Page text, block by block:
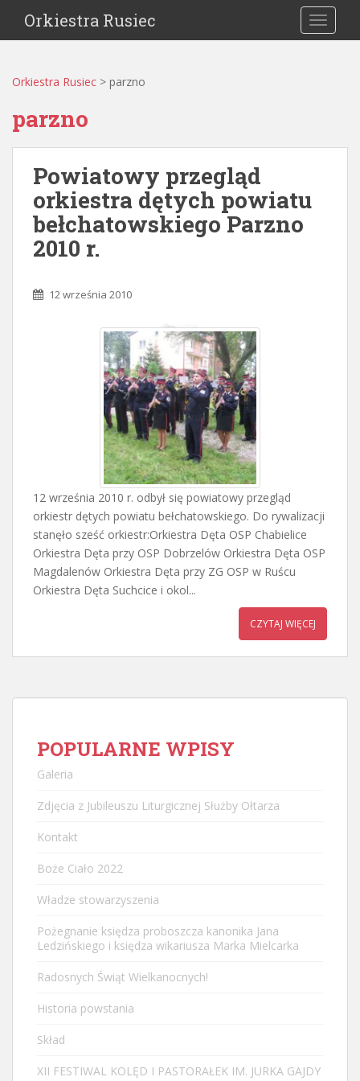
Orkiestra Rusiec
Orkiestra Rusiec > parzno
parzno
Powiatowy przegląd
orkiestra dętych powiatu
bełchatowskiego Parzno
2010 r.
12 września 2010
12 września 2010 r. odbył się powiatowy przegląd
orkiestr dętych powiatu bełchatowskiego. Do rywalizacji
stanęło sześć orkiestr:Orkiestra Dęta OSP Chabielice
Orkiestra Dęta przy OSP Dobrzelów Orkiestra Dęta OSP
Magdalenów Orkiestra Dęta przy ZG OSP w Ruścu
Orkiestra Dęta Suchcice i okol...
CZYTAJ WIĘCEJ
POPULARNE WPISY
Galeria
Zdjęcia z Jubileuszu Liturgicznej Służby Ołtarza
Kontakt
Boże Ciało 2022
Władze stowarzyszenia
Pożegnanie księdza proboszcza kanonika Jana
Ledzińskiego i księdza wikariusza Marka Mielcarka
Radosnych Świąt Wielkanocnych!
Historia powstania
Skład
XII FESTIWAL KOLĘD I PASTORAŁEK IM. JURKA GAJDY